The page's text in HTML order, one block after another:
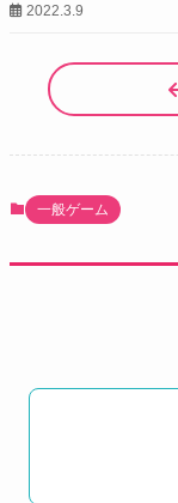
2022.3.9
一般ゲーム